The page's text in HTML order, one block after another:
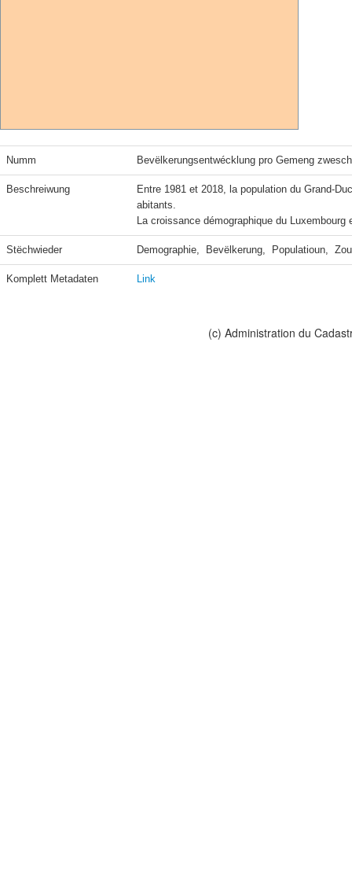
Numm Bevëlkerungsentwécklung pro Gemeng
Beschreiwung
Entre 1981 et 2018, la population du Grand-
abitants.
La croissance démographique du
Stëchwieder Demographie,  Bevëlkerung,  Populatioun,
Komplett Metadaten Link
(c) Administration du